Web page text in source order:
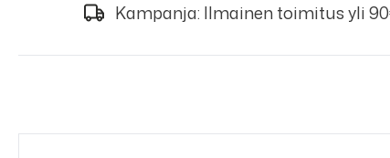
Kampanja: Ilmainen toimitus yli